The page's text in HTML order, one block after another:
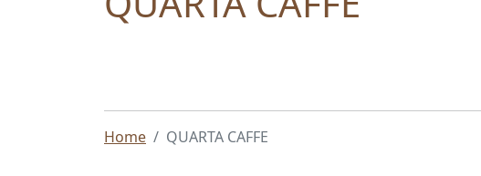
Home QUARTA CAFFE